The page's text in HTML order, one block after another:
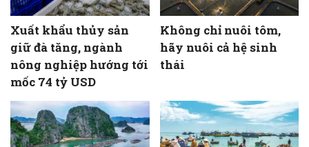
Xuất khẩu thủy sản
giữ đà tăng, ngành
nông nghiệp hướng tới
mốc 74 tỷ USD
Không chỉ nuôi tôm,
hãy nuôi cả hệ sinh
thái